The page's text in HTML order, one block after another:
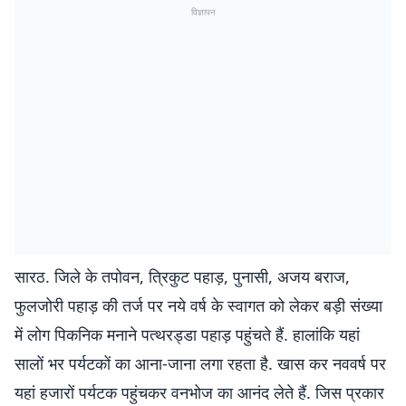
विज्ञापन
सारठ. जिले के तपोवन, त्रिकुट पहाड़, पुनासी, अजय बराज,
फुलजोरी पहाड़ की तर्ज पर नये वर्ष के स्वागत को लेकर बड़ी संख्या
में लोग पिकनिक मनाने पत्थरड्डा पहाड़ पहुंचते हैं. हालांकि यहां
सालों भर पर्यटकों का आना-जाना लगा रहता है. खास कर नववर्ष पर
यहां हजारों पर्यटक पहुंचकर वनभोज का आनंद लेते हैं. जिस प्रकार